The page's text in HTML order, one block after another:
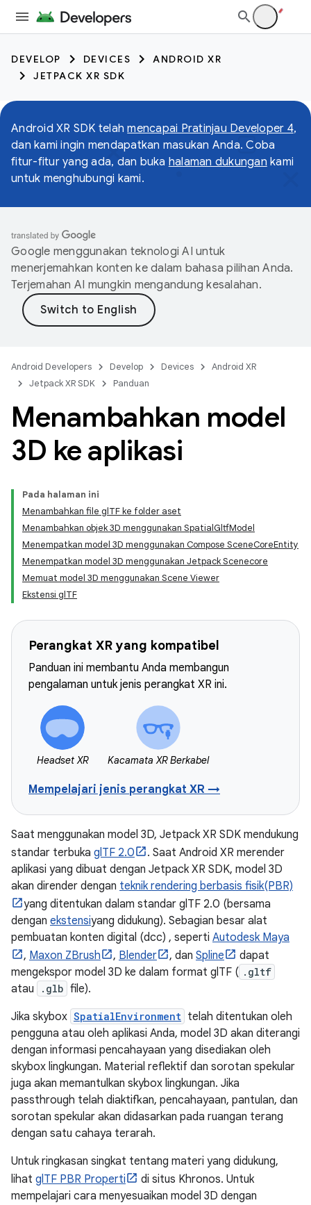
DEVELOP DEVICES
ANDROID XR
JETPACK XR SDK
Android XR SDK telahmencapai Pratinjau Developer 4,
dan kami ingin mendapatkan masukan Anda. Coba
fitur-fitur yang ada, dan buka halaman dukungan kami
untuk menghubungi kami.
Google menggunakan teknologi AI untuk
menerjemahkan konten ke dalam bahasa pilihan Anda.
Terjemahan AI mungkin mengandung kesalahan.
Android Developers Develop Devices
Android XR
Jetpack XR SDK
Panduan
Menambahkan model
3D ke aplikasi
Pada halaman ini
Menambahkan file glTF ke folder aset
Menambahkan objek 3D menggunakan SpatialGltfModel
Menempatkan model 3D menggunakan Compose SceneCoreEntity
Menempatkan model 3D menggunakan Jetpack Scenecore
Memuat model 3D menggunakan Scene Viewer
Ekstensi glTF
Perangkat XR yang kompatibel
Panduan ini membantu Anda membangun
pengalaman untuk jenis perangkat XR ini.
Headset XR Kacamata XR Berkabel
Mempelajari jenis perangkat XR →
Saat menggunakan model 3D, Jetpack XR SDK mendukung
standar terbuka glTF 2.0
. Saat Android XR merender
aplikasi yang dibuat dengan Jetpack XR SDK, model 3D
akan dirender dengan teknik rendering berbasis fisik(PBR)
yang ditentukan dalam standar glTF 2.0 (bersama
dengan ekstensiyang didukung). Sebagian besar alat
pembuatan konten digital (dcc) , seperti Autodesk Maya
, Maxon ZBrush , Blender , dan Spline
dapat
mengekspor model 3D ke dalam format glTF ( .gltf
atau .glb file).
Jika skybox SpatialEnvironment telah ditentukan oleh
pengguna atau oleh aplikasi Anda, model 3D akan diterangi
dengan informasi pencahayaan yang disediakan oleh
skybox lingkungan. Material reflektif dan sorotan spekular
juga akan memantulkan skybox lingkungan. Jika
passthrough telah diaktifkan, pencahayaan, pantulan, dan
sorotan spekular akan didasarkan pada ruangan terang
dengan satu cahaya terarah.
Untuk ringkasan singkat tentang materi yang didukung,
lihat glTF PBR Properti
di situs Khronos. Untuk
mempelajari cara menyesuaikan model 3D dengan